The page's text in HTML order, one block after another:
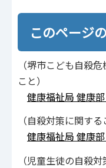
このページ
（堺市こども自殺
こと）
健康福祉局 健康
（自殺対策に関する
健康福祉局 健康
（児童生徒の自殺